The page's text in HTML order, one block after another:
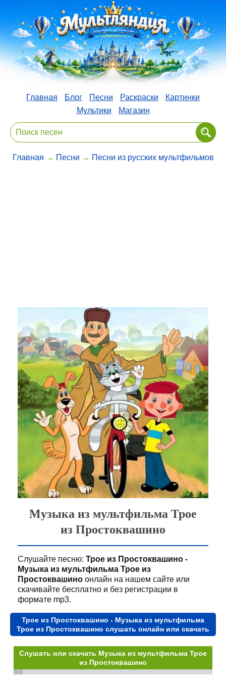
Главная Блог Песни Раскраски
Картинки
Мультики
Магазин
Главная → Песни → Песни из русских мультфильмов
Музыка из мультфильма Трое
из Простоквашино
Слушайте песню: Трое из Простоквашино -
Музыка из мультфильма Трое из
Простоквашино онлайн на нашем сайте или
скачивайте бесплатно и без регистрации в
формате mp3.
Трое из Простоквашино - Музыка из мультфильма
Трое из Простоквашино слушать онлайн или скачать
Слушать или скачать Музыка из мультфильма Трое
из Простоквашино
Seek